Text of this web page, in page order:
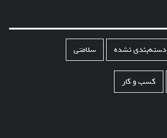
دسته‌بندی نشده سلامتی
کسب و کار